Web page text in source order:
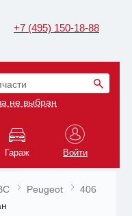
+7 (495) 150-18-88
не выбран
Гараж Войти
Peugeot
406